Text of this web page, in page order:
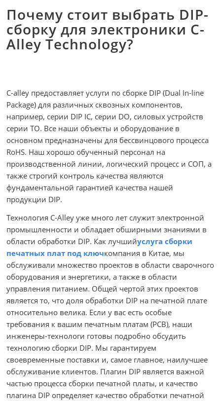
Почему стоит выбрать DIP-
сборку для электроники C-
Alley Technology?
C-alley предоставляет услуги по сборке DIP (Dual In-line
Package) для различных сквозных компонентов,
например, серии DIP IC, серии DO, силовых устройств
серии TO. Все наши объекты и оборудование в
основном предназначены для бессвинцового процесса
RoHS. Наш хорошо обученный персонал на
производственной линии, логический процесс и СОП, а
также строгий контроль качества являются
фундаментальной гарантией качества нашей
продукции DIP.
Технология C-Alley уже много лет служит электронной
промышленности и обладает обширными знаниями в
области обработки DIP. Как лучшийуслуга сборки
печатных плат под ключкомпания в Китае, мы
обслуживали множество проектов в области сварочного
оборудования и энергетики, а также в области
управления питанием. Общей чертой этих проектов
является то, что доля обработки DIP на печатной плате
относительно велика. Если у вас есть особые
требования к вашим печатным платам (PCB), наши
инженеры-технологи готовы подробно обсудить
технологию сборки DIP. Мы гарантируем
своевременные поставки и, самое главное, наилучшее
обслуживание клиентов. Плагин DIP является важной
частью процесса сборки печатной платы, и качество
плагина DIP определяет качество обработки печатной